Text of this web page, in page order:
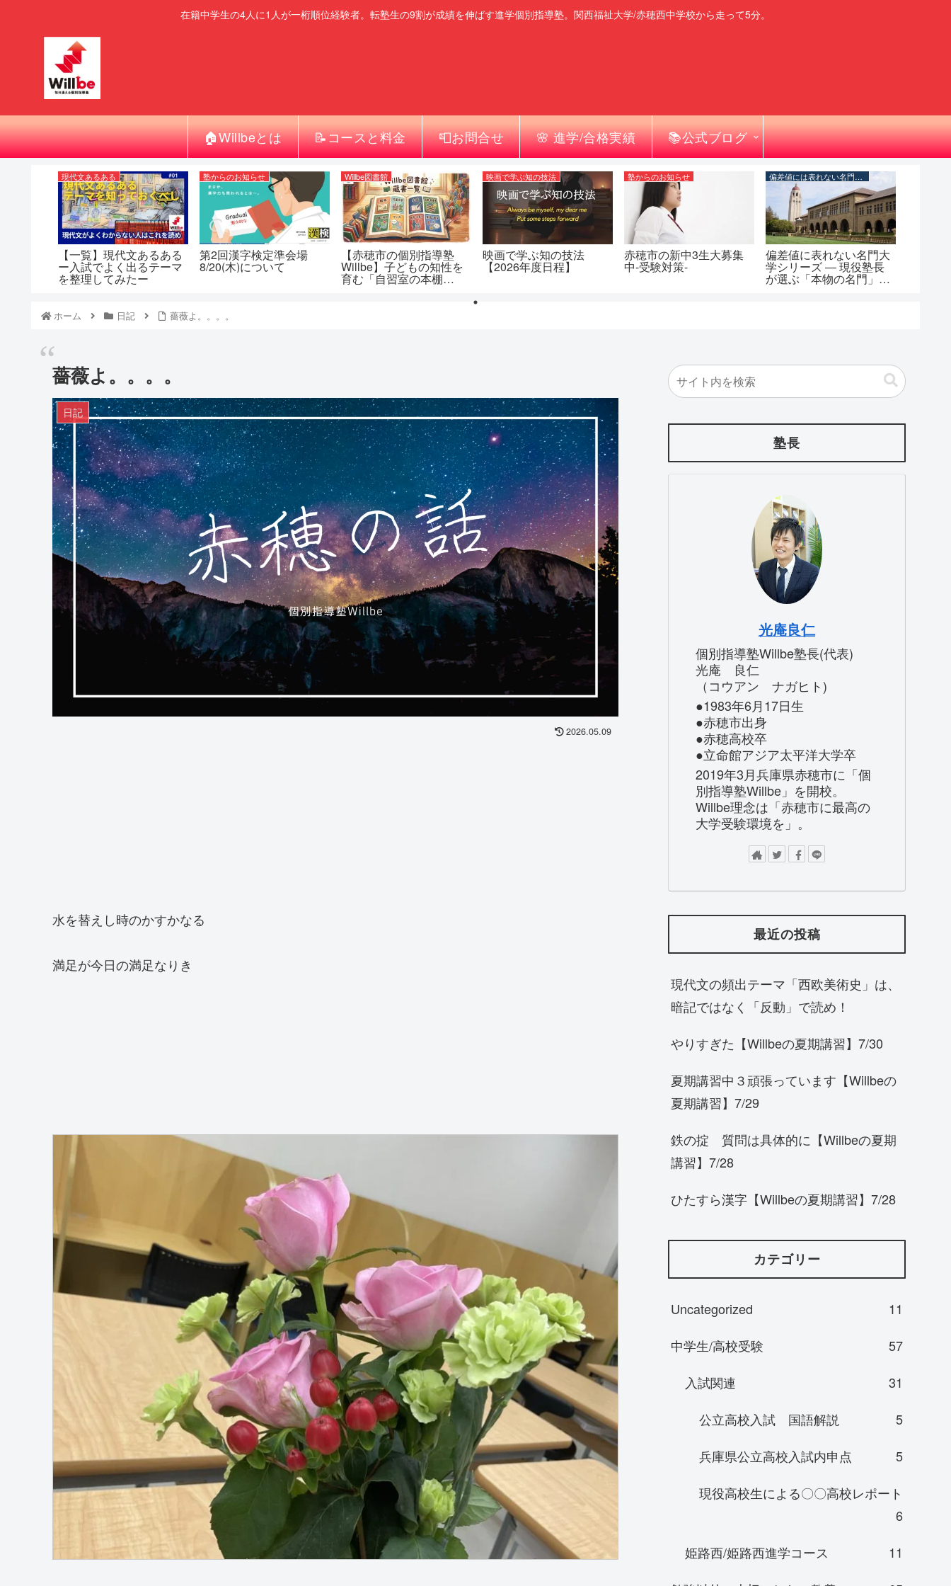
在籍中学生の4人に1人が一桁順位経験者。転塾生の9割が成績を伸ばす進学個別指導塾。関西福祉大学/赤穂西中学校から走って5分。
🏠Willbeとは 📝コースと料金 📮お問合せ 🌸 進学/合格実績 📚公式ブログ
現代文あるある
【一覧】現代文あるある
ー入試でよく出るテーマ
を整理してみたー
塾からのお知らせ
第2回漢字検定準会場
8/20(木)について
Willbe図書館
【赤穂市の個別指導塾
Willbe】子どもの知性を
育む「自習室の本棚
映画で学ぶ知の技法
映画で学ぶ知の技法
【2026年度日程】
塾からのお知らせ
赤穂市の新中3生大募集
中-受験対策-
偏差値には表れない名門大学シリーズ
偏差値に表れない名門大
学シリーズ ― 現役塾長
が選ぶ「本物の名門」一
ホーム 日記 薔薇よ。。。。
薔薇よ。。。。
日記
2026.05.09
水を替えし時のかすかなる
満足が今日の満足なりき
塾長
光庵良仁
個別指導塾Willbe塾長(代表)
光庵 良仁
（コウアン ナガヒト)
●1983年6月17日生
●赤穂市出身
●赤穂高校卒
●立命館アジア太平洋大学卒
2019年3月兵庫県赤穂市に「個
別指導塾Willbe」を開校。
Willbe理念は「赤穂市に最高の
大学受験環境を」。
最近の投稿
現代文の頻出テーマ「西欧美術史」は、
暗記ではなく「反動」で読め！
やりすぎた【Willbeの夏期講習】7/30
夏期講習中３頑張っています【Willbeの
夏期講習】7/29
鉄の掟 質問は具体的に【Willbeの夏期
講習】7/28
ひたすら漢字【Willbeの夏期講習】7/28
カテゴリー
Uncategorized
11
中学生/高校受験
57
入試関連
31
公立高校入試 国語解説
5
兵庫県公立高校入試内申点
5
現役高校生による〇〇高校レポート
6
姫路西/姫路西進学コース
11